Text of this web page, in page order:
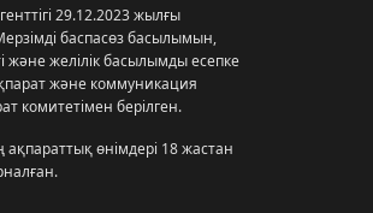
29.12.2023 жылғы
баспасөз басылымын,
және желілік басылымды есепке
және коммуникация
комитетімен берілген.
ақпараттық өнімдері 18 жастан